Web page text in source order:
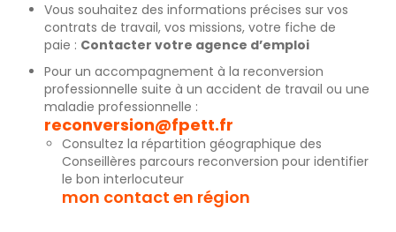
Vous souhaitez des informations précises sur vos
contrats de travail, vos missions, votre fiche de
paie : Contacter votre agence d’emploi
Pour un accompagnement à la reconversion
professionnelle suite à un accident de travail ou une
maladie professionnelle :
reconversion@fpett.fr
Consultez la répartition géographique des
Conseillères parcours reconversion pour identifier
le bon interlocuteur
mon contact en région